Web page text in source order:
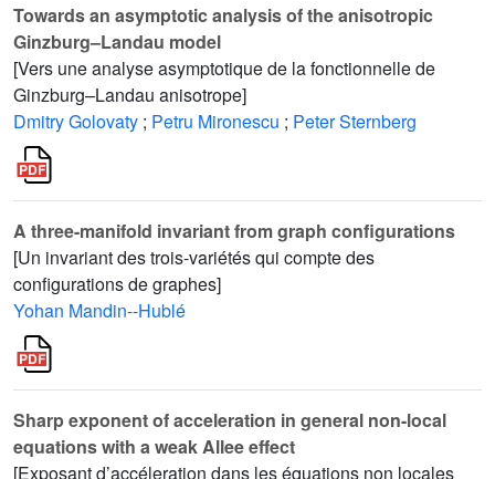
Towards an asymptotic analysis of the anisotropic
Ginzburg–Landau model
[Vers une analyse asymptotique de la fonctionnelle de
Ginzburg–Landau anisotrope]
Dmitry Golovaty ; Petru Mironescu ; Peter Sternberg
A three-manifold invariant from graph configurations
[Un invariant des trois-variétés qui compte des
configurations de graphes]
Yohan Mandin--Hublé
Sharp exponent of acceleration in general non-local
equations with a weak Allee effect
[Exposant d’accéleration dans les équations non locales